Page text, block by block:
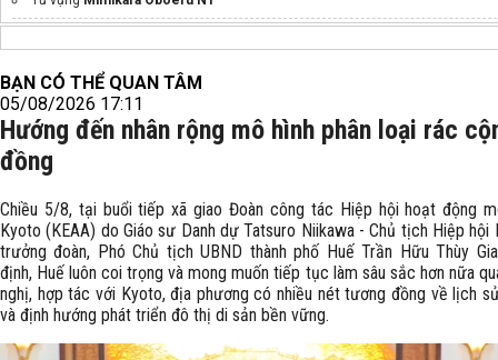
BẠN CÓ THỂ QUAN TÂM
05/08/2026 17:11
Hướng đến nhân rộng mô hình phân loại rác
đồng
Chiều 5/8, tại buổi tiếp xã giao Đoàn công tác Hiệp hội hoạt động
Kyoto (KEAA) do Giáo sư Danh dự Tatsuro Niikawa - Chủ tịch Hiệp hội
trưởng đoàn, Phó Chủ tịch UBND thành phố Huế Trần Hữu Thùy
định, Huế luôn coi trọng và mong muốn tiếp tục làm sâu sắc hơn nữa
nghị, hợp tác với Kyoto, địa phương có nhiều nét tương đồng về lịch
và định hướng phát triển đô thị di sản bền vững.